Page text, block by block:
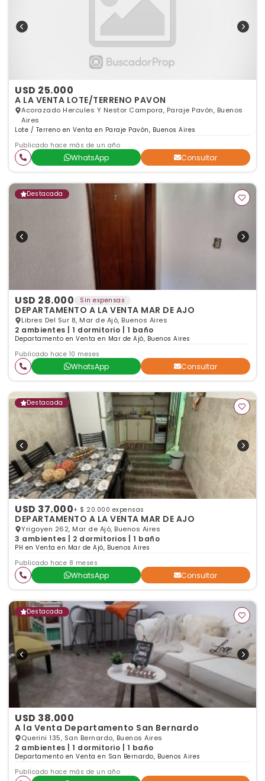
USD 25.000
A LA VENTA LOTE/TERRENO PAVON
Acorazado Hercules Y Nestor Campora, Paraje Pavón, Buenos
Aires
Lote / Terreno en Venta en Paraje Pavón, Buenos Aires
Publicado hace más de un año
WhatsApp Consultar
Destacada
USD 28.000 Sin expensas
DEPARTAMENTO A LA VENTA MAR DE AJO
Libres Del Sur 8, Mar de Ajó, Buenos Aires
2 ambientes | 1 dormitorio | 1 baño
Departamento en Venta en Mar de Ajó, Buenos Aires
Publicado hace 10 meses
WhatsApp Consultar
Destacada
USD 37.000+ $ 20.000 expensas
DEPARTAMENTO A LA VENTA MAR DE AJO
Yrigoyen 262, Mar de Ajó, Buenos Aires
3 ambientes | 2 dormitorios | 1 baño
PH en Venta en Mar de Ajó, Buenos Aires
Publicado hace 8 meses
WhatsApp Consultar
Destacada
USD 38.000
A la Venta Departamento San Bernardo
Querini 135, San Bernardo, Buenos Aires
2 ambientes | 1 dormitorio | 1 baño
Departamento en Venta en San Bernardo, Buenos Aires
Publicado hace más de un año